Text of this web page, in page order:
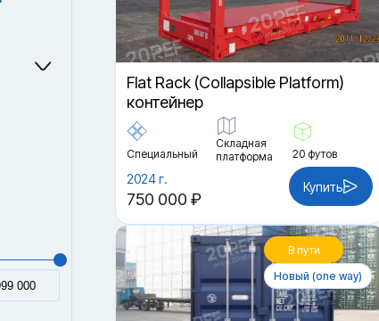
Flat Rack (Collapsible Platform)
контейнер
Специальный
Складная
платформа
20 футов
2024 г.
750 000 ₽
Купить
В пути
Новый (one way)